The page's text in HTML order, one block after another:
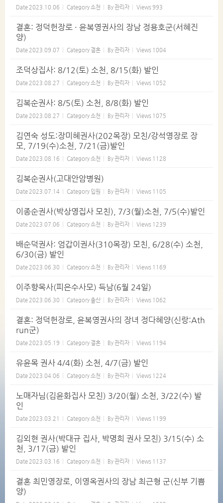
Date 2023.10.06 Category소천 By관리자 Views 993
결혼: 정덕헌장로 · 윤복영권사의 장남 정용호군(서혜진
양)
Date 2023.09.07 Category 결혼 By관리자 Views 1004
조덕상집사: 8/12(토) 소천, 8/15(화) 발인
Date 2023.08.27 Category소천 By관리자 Views 1052
김복순권사: 8/5(토) 소천, 8/8(화) 발인
Date 2023.08.27 Category소천 By관리자 Views 1075
김연숙 성도:장미혜권사(202목장) 모친/강석영장로 장
모, 7/19(수)소천, 7/21(금)발인
Date 2023.08.16 Category소천 By관리자 Views 1128
김복순권사(고대안암병원)
Date 2023.07.14 Category 입원 By관리자 Views 1105
이종순권사(박상영집사 모친), 7/3(월)소천, 7/5(수)발인
Date 2023.07.06 Category소천 By관리자 Views 1239
배순덕권사: 엄갑이권사(310목장) 모친, 6/28(수) 소천,
6/30(금) 발인
Date 2023.06.30 Category소천 By관리자 Views 1169
이주향목사(피은수사모) 득남(6월 24일)
Date 2023.06.30 Category출산 By관리자 Views 1062
결혼: 정덕헌장로, 윤복영권사의 장녀 정다혜양(신랑:Ath
run군)
Date 2023.05.19 Category 결혼 By관리자 Views 1194
유윤목 권사 4/4(화) 소천, 4/7(금) 발인
Date 2023.04.06 Category소천 By관리자 Views 1224
노매자님(김윤화집사 모친) 3/20(월) 소천, 3/22(수) 발
인
Date 2023.03.21 Category소천 By관리자 Views 1199
김외현 권사(박대규 집사, 박명희 권사 모친) 3/15(수) 소
천, 3/17(금) 발인
Date 2023.03.16 Category소천 By관리자 Views 1137
결혼 최민영장로, 이영옥권사의 장남 최근형 군(신부 기쁨
양)